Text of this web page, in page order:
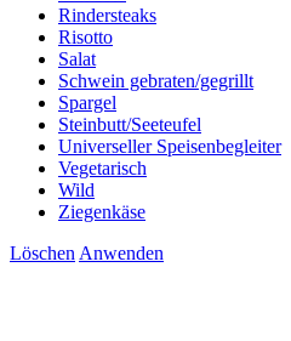
Rindersteaks
Risotto
Salat
Schwein gebraten/gegrillt
Spargel
Steinbutt/Seeteufel
Universeller Speisenbegleiter
Vegetarisch
Wild
Ziegenkäse
Löschen Anwenden